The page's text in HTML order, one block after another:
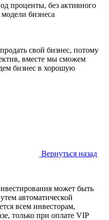
проценты, без активного
бизнеса
свой бизнес, потому
вместе мы сможем
бизнес в хорошую
Вернуться назад
может быть
автоматической
всем инвесторам,
только при оплате VIP